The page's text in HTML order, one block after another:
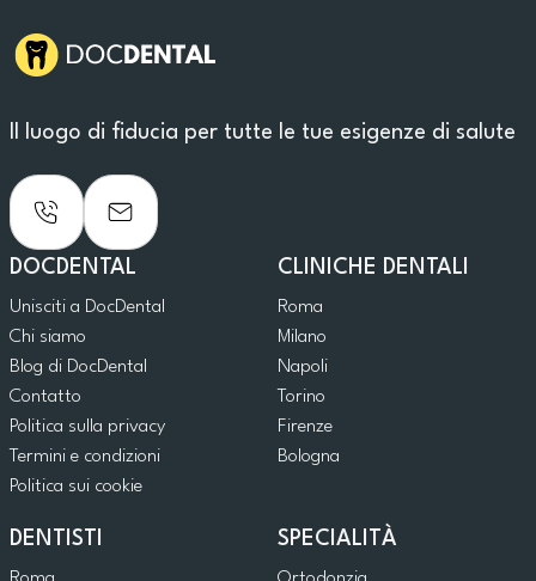
Il luogo di fiducia per tutte le tue esigenze di salute
DOCDENTAL
Unisciti a DocDental
Chi siamo
Blog di DocDental
Contatto
Politica sulla privacy
Termini e condizioni
Politica sui cookie
CLINICHE DENTALI
Roma
Milano
Napoli
Torino
Firenze
Bologna
DENTISTI SPECIALITÀ